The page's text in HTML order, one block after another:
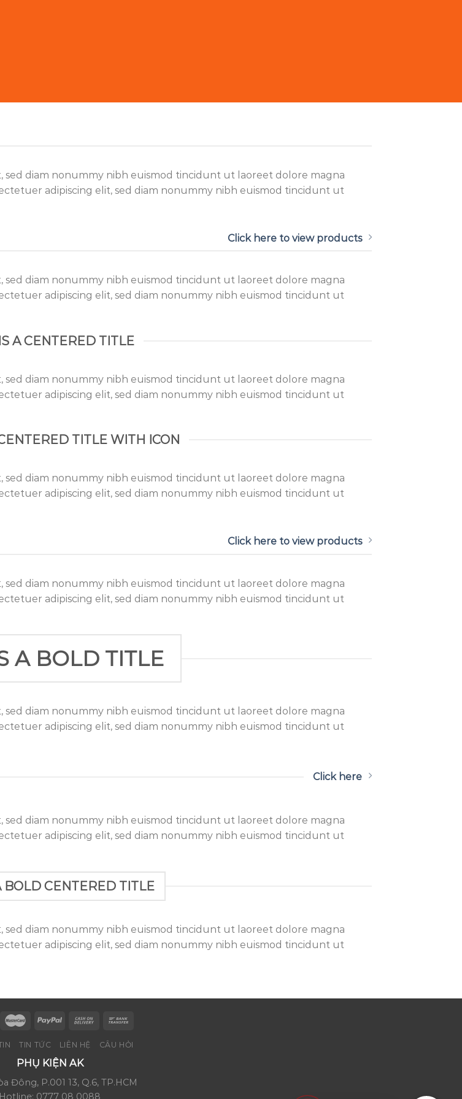
sed diam nonummy nibh euismod tincidunt ut laoreet dolore magna
adipiscing elit, sed diam nonummy nibh euismod tincidunt ut
Click here to view products
sed diam nonummy nibh euismod tincidunt ut laoreet dolore magna
adipiscing elit, sed diam nonummy nibh euismod tincidunt ut
A CENTERED TITLE
sed diam nonummy nibh euismod tincidunt ut laoreet dolore magna
adipiscing elit, sed diam nonummy nibh euismod tincidunt ut
TITLE WITH ICON
sed diam nonummy nibh euismod tincidunt ut laoreet dolore magna
adipiscing elit, sed diam nonummy nibh euismod tincidunt ut
Click here to view products
sed diam nonummy nibh euismod tincidunt ut laoreet dolore magna
adipiscing elit, sed diam nonummy nibh euismod tincidunt ut
A BOLD TITLE
sed diam nonummy nibh euismod tincidunt ut laoreet dolore magna
adipiscing elit, sed diam nonummy nibh euismod tincidunt ut
Click here
sed diam nonummy nibh euismod tincidunt ut laoreet dolore magna
adipiscing elit, sed diam nonummy nibh euismod tincidunt ut
BOLD CENTERED TITLE
sed diam nonummy nibh euismod tincidunt ut laoreet dolore magna
adipiscing elit, sed diam nonummy nibh euismod tincidunt ut
TIN TỨC LIÊN HỆ CÂU HỎI
PHỤ KIỆN AK
Đông, P.001 13, Q.6, TP.HCM